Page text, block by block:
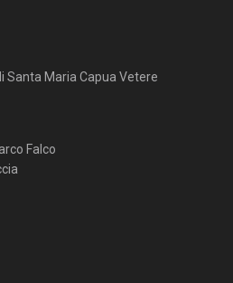
Santa Maria Capua Vetere
Falco